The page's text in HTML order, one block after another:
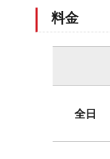
料金
全日